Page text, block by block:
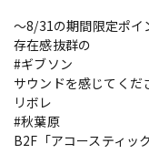
～8/31の期間限定ポイ
存在感抜群の
#ギブソン
サウンドを感じてくだ
リボレ
#秋葉原
B2F「アコースティッ